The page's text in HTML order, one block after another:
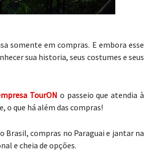
somente em compras. E embora esse
sua historia, seus costumes e seus
TourON o passeio que atendia à
o que há além das compras!
Brasil, compras no Paraguai e jantar na
e cheia de opções.